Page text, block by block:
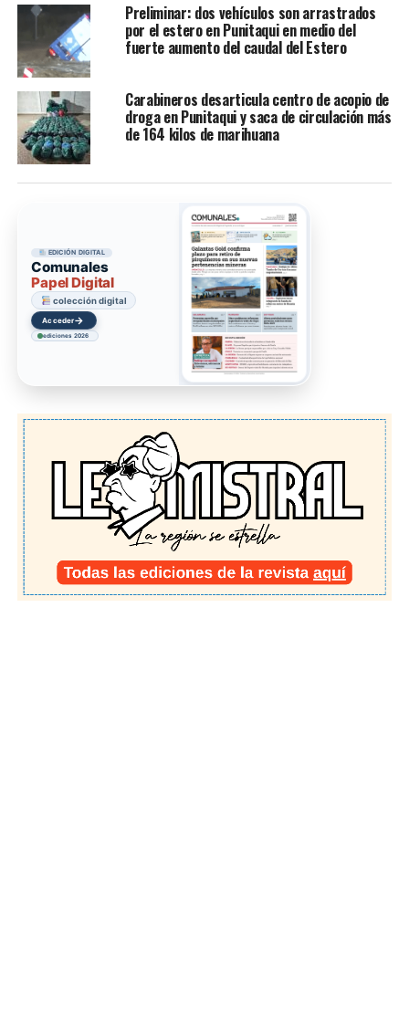
Preliminar: dos vehículos son arrastrados
por el estero en Punitaqui en medio del
fuerte aumento del caudal del Estero
Carabineros desarticula centro de acopio de
droga en Punitaqui y saca de circulación más
de 164 kilos de marihuana
EDICIÓN DIGITAL
Comunales
Papel Digital
colección digital
Acceder→
ediciones 2026